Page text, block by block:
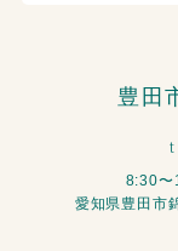
豊田
8:30〜
愛知県豊田市